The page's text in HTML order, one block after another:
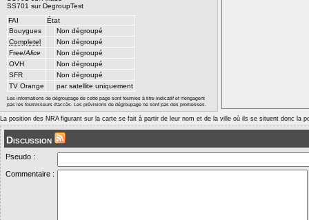
SS701 sur DegroupTest
FAI
État
Bouygues
Non dégroupé
Completel
Non dégroupé
Free/Alice
Non dégroupé
OVH
Non dégroupé
SFR
Non dégroupé
TV Orange
par satellite uniquement
Les informations de dégroupage de cette page sont fournies à titre indicatif et n'engagent
pas les fournisseurs d'accès. Les prévisions de dégroupage ne sont pas des promesses.
La position des NRA figurant sur la carte se fait à partir de leur nom et de la ville où ils se situent donc la
Discussion
Pseudo :
Commentaire :